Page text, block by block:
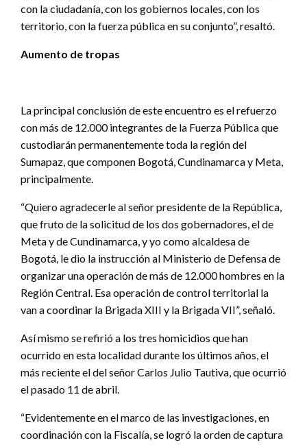
con la ciudadanía, con los gobiernos locales, con los
territorio, con la fuerza pública en su conjunto”, resaltó.
Aumento de tropas
La principal conclusión de este encuentro es el refuerzo
con más de 12.000 integrantes de la Fuerza Pública que
custodiarán permanentemente toda la región del
Sumapaz, que componen Bogotá, Cundinamarca y Meta,
principalmente.
“Quiero agradecerle al señor presidente de la República,
que fruto de la solicitud de los dos gobernadores, el de
Meta y de Cundinamarca, y yo como alcaldesa de
Bogotá, le dio la instrucción al Ministerio de Defensa de
organizar una operación de más de 12.000 hombres en la
Región Central. Esa operación de control territorial la
van a coordinar la Brigada XIII y la Brigada VII”, señaló.
Así mismo se refirió a los tres homicidios que han
ocurrido en esta localidad durante los últimos años, el
más reciente el del señor Carlos Julio Tautiva, que ocurrió
el pasado 11 de abril.
“Evidentemente en el marco de las investigaciones, en
coordinación con la Fiscalía, se logró la orden de captura